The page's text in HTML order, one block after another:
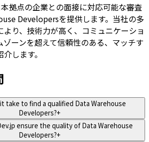
拠点の企業との面接に対応可能な審査
Developersを提供します。当社の多
り、技術力が高く、コミュニケーショ
ゾーンを超えて信頼性のある、マッチす
します。
take to find a qualified Data Warehouse
Developers?+
ensure the quality of Data Warehouse
Developers?+